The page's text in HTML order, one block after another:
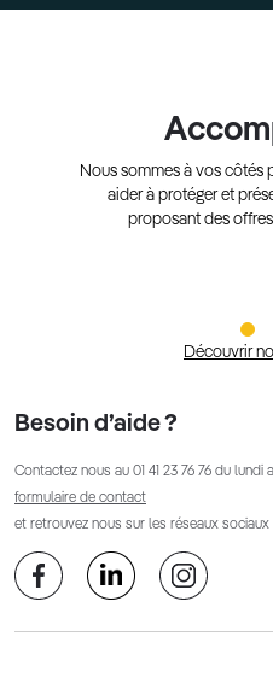
Nous sommes à vos côtés
aider à protéger et
proposant des
Découvrir
Besoin d’aide ?
Contactez nous au 01 41 23 76 76 du lundi
formulaire de contact
et retrouvez nous sur les réseaux sociaux